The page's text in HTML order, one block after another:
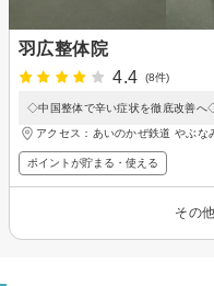
羽広整体院
4.4
(8件)
◇中国整体で辛い症状を徹底改善へ
アクセス：あいのかぜ鉄道 やぶな
ポイントが貯まる・使える
その